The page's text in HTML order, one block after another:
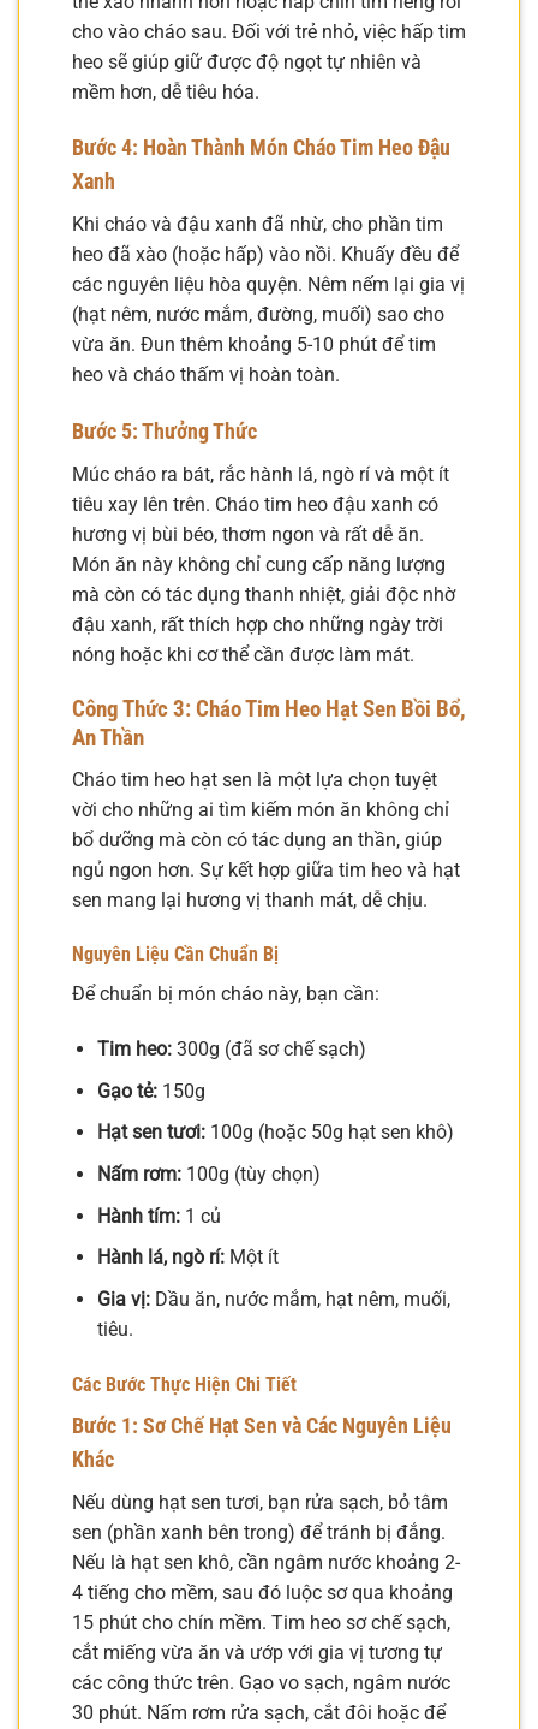
cho vào cháo sau. Đối với trẻ nhỏ, việc hấp tim
heo sẽ giúp giữ được độ ngọt tự nhiên và
mềm hơn, dễ tiêu hóa.
Bước 4: Hoàn Thành Món Cháo Tim Heo Đậu
Xanh
Khi cháo và đậu xanh đã nhừ, cho phần tim
heo đã xào (hoặc hấp) vào nồi. Khuấy đều để
các nguyên liệu hòa quyện. Nêm nếm lại gia vị
(hạt nêm, nước mắm, đường, muối) sao cho
vừa ăn. Đun thêm khoảng 5-10 phút để tim
heo và cháo thấm vị hoàn toàn.
Bước 5: Thưởng Thức
Múc cháo ra bát, rắc hành lá, ngò rí và một ít
tiêu xay lên trên. Cháo tim heo đậu xanh có
hương vị bùi béo, thơm ngon và rất dễ ăn.
Món ăn này không chỉ cung cấp năng lượng
mà còn có tác dụng thanh nhiệt, giải độc nhờ
đậu xanh, rất thích hợp cho những ngày trời
nóng hoặc khi cơ thể cần được làm mát.
Công Thức 3: Cháo Tim Heo Hạt Sen Bồi Bổ,
An Thần
Cháo tim heo hạt sen là một lựa chọn tuyệt
vời cho những ai tìm kiếm món ăn không chỉ
bổ dưỡng mà còn có tác dụng an thần, giúp
ngủ ngon hơn. Sự kết hợp giữa tim heo và hạt
sen mang lại hương vị thanh mát, dễ chịu.
Nguyên Liệu Cần Chuẩn Bị
Để chuẩn bị món cháo này, bạn cần:
Tim heo:300g (đã sơ chế sạch)
Gạo tẻ:150g
Hạt sen tươi:100g (hoặc 50g hạt sen khô)
Nấm rơm:100g (tùy chọn)
Hành tím:1 củ
Hành lá, ngò rí:Một ít
Gia vị:Dầu ăn, nước mắm, hạt nêm, muối,
tiêu.
Các Bước Thực Hiện Chi Tiết
Bước 1: Sơ Chế Hạt Sen và Các Nguyên Liệu
Khác
Nếu dùng hạt sen tươi, bạn rửa sạch, bỏ tâm
sen (phần xanh bên trong) để tránh bị đắng.
Nếu là hạt sen khô, cần ngâm nước khoảng 2-
4 tiếng cho mềm, sau đó luộc sơ qua khoảng
15 phút cho chín mềm. Tim heo sơ chế sạch,
cắt miếng vừa ăn và ướp với gia vị tương tự
các công thức trên. Gạo vo sạch, ngâm nước
30 phút. Nấm rơm rửa sạch, cắt đôi hoặc để